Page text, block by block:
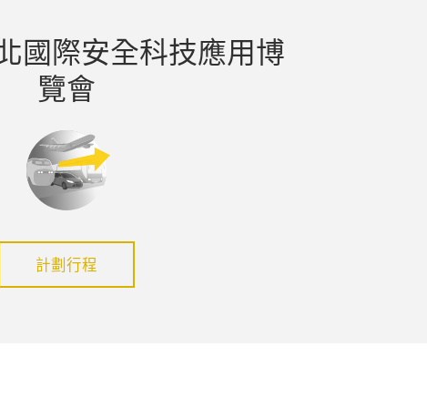
國際安全科技應用博
覽會
計劃行程